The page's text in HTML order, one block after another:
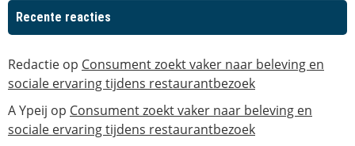
Recente reacties
Redactie op Consument zoekt vaker naar beleving en
sociale ervaring tijdens restaurantbezoek
A Ypeij op Consument zoekt vaker naar beleving en
sociale ervaring tijdens restaurantbezoek